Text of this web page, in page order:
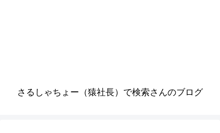
さるしゃちょー（猿社長）で検索さんのブログ